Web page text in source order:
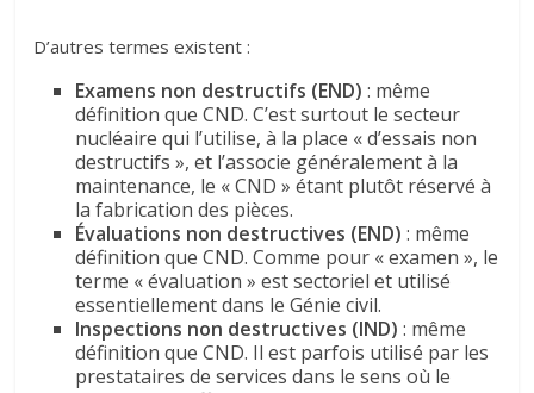
D’autres termes existent :
Examens non destructifs (END) : même
définition que CND. C’est surtout le secteur
nucléaire qui l’utilise, à la place « d’essais non
destructifs », et l’associe généralement à la
maintenance, le « CND » étant plutôt réservé à
la fabrication des pièces.
Évaluations non destructives (END) : même
définition que CND. Comme pour « examen », le
terme « évaluation » est sectoriel et utilisé
essentiellement dans le Génie civil.
Inspections non destructives (IND) : même
définition que CND. Il est parfois utilisé par les
prestataires de services dans le sens où le